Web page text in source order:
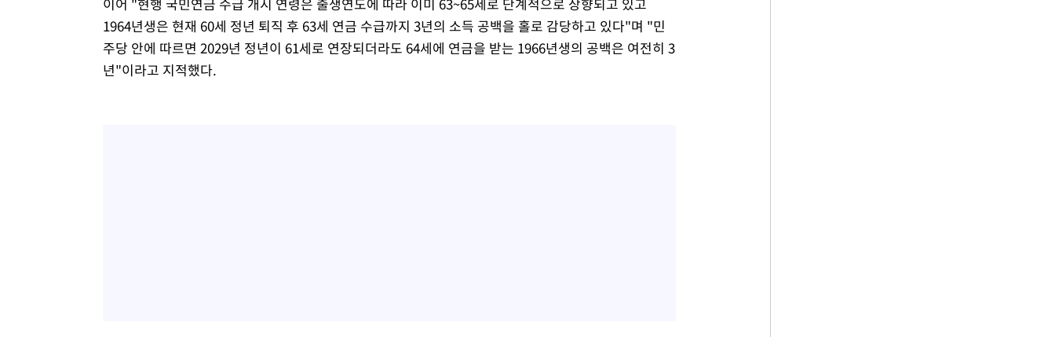
1964년생은 현재 60세 정년 퇴직 후 63세 연금 수급까지 3년의 소득 공백을 홀로 감당하고 있다"며 "민
주당 안에 따르면 2029년 정년이 61세로 연장되더라도 64세에 연금을 받는 1966년생의 공백은 여전히 3
년"이라고 지적했다.